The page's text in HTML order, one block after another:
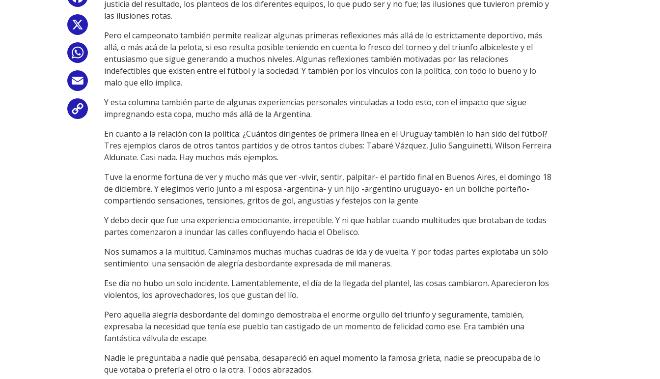
WhatsApp
Email
Copy
Link
justicia del resultado, los planteos de los diferentes equipos, lo que pudo ser y no fue; las ilusiones que tuvieron premio y
las ilusiones rotas.
Pero el campeonato también permite realizar algunas primeras reflexiones más allá de lo estrictamente deportivo, más
allá, o más acá de la pelota, si eso resulta posible teniendo en cuenta lo fresco del torneo y del triunfo albiceleste y el
entusiasmo que sigue generando a muchos niveles. Algunas reflexiones también motivadas por las relaciones
indefectibles que existen entre el fútbol y la sociedad. Y también por los vínculos con la política, con todo lo bueno y lo
malo que ello implica.
Y esta columna también parte de algunas experiencias personales vinculadas a todo esto, con el impacto que sigue
impregnando esta copa, mucho más allá de la Argentina.
En cuanto a la relación con la política: ¿Cuántos dirigentes de primera línea en el Uruguay también lo han sido del fútbol?
Tres ejemplos claros de otros tantos partidos y de otros tantos clubes: Tabaré Vázquez, Julio Sanguinetti, Wilson Ferreira
Aldunate. Casi nada. Hay muchos más ejemplos.
Tuve la enorme fortuna de ver y mucho más que ver -vivir, sentir, palpitar- el partido final en Buenos Aires, el domingo 18
de diciembre. Y elegimos verlo junto a mi esposa -argentina- y un hijo -argentino uruguayo- en un boliche porteño-
compartiendo sensaciones, tensiones, gritos de gol, angustias y festejos con la gente
Y debo decir que fue una experiencia emocionante, irrepetible. Y ni que hablar cuando multitudes que brotaban de todas
partes comenzaron a inundar las calles confluyendo hacia el Obelisco.
Nos sumamos a la multitud. Caminamos muchas muchas cuadras de ida y de vuelta. Y por todas partes explotaba un sólo
sentimiento: una sensación de alegría desbordante expresada de mil maneras.
Ese día no hubo un solo incidente. Lamentablemente, el día de la llegada del plantel, las cosas cambiaron. Aparecieron los
violentos, los aprovechadores, los que gustan del lío.
Pero aquella alegría desbordante del domingo demostraba el enorme orgullo del triunfo y seguramente, también,
expresaba la necesidad que tenía ese pueblo tan castigado de un momento de felicidad como ese. Era también una
fantástica válvula de escape.
Nadie le preguntaba a nadie qué pensaba, desapareció en aquel momento la famosa grieta, nadie se preocupaba de lo
que votaba o prefería el otro o la otra. Todos abrazados.